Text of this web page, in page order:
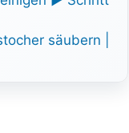
säubern |